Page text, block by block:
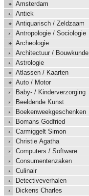
Amsterdam
Antiek
Antiquarisch / Zeldzaam
Antropologie / Sociologie
Archeologie
Architectuur / Bouwkunde
Astrologie
Atlassen / Kaarten
Auto / Motor
Baby- / Kinderverzorging
Beeldende Kunst
Boekenweekgeschenken
Bomans Godfried
Carmiggelt Simon
Christie Agatha
Computers / Software
Consumentenzaken
Culinair
Detectiveverhalen
Dickens Charles